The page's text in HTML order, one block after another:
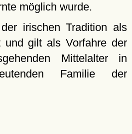
möglich wurde.
irischen Tradition als
und gilt als Vorfahre der
Mittelalter in
Familie der